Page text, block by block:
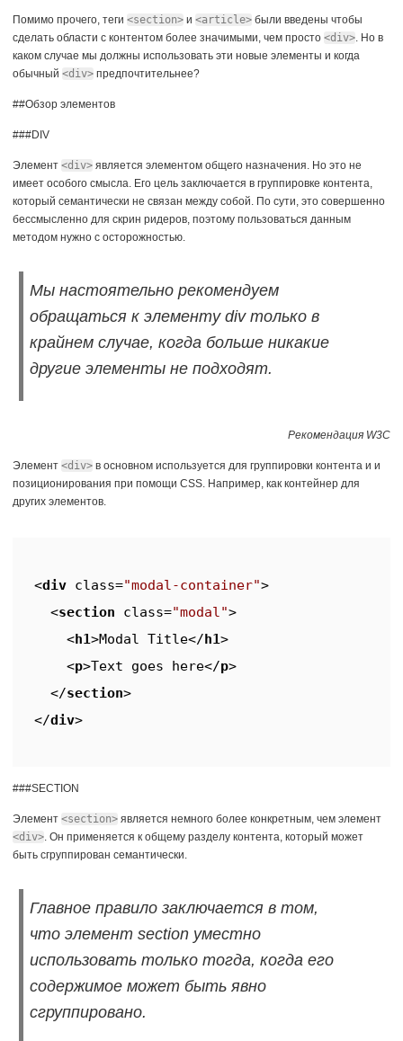
Помимо прочего, теги <section> и <article> были введены чтобы
сделать области с контентом более значимыми, чем просто <div>. Но в
каком случае мы должны использовать эти новые элементы и когда
обычный <div> предпочтительнее?
##Обзор элементов
###DIV
Элемент <div> является элементом общего назначения. Но это не
имеет особого смысла. Его цель заключается в группировке контента,
который семантически не связан между собой. По сути, это совершенно
бессмысленно для скрин ридеров, поэтому пользоваться данным
методом нужно с осторожностью.
Мы настоятельно рекомендуем
обращаться к элементу div только в
крайнем случае, когда больше никакие
другие элементы не подходят.
Рекомендация W3C
Элемент <div> в основном используется для группировки контента и и
позиционирования при помощи CSS. Например, как контейнер для
других элементов.
<div class="modal-container">
<section class="modal">
<h1>Modal Title</h1>
<p>Text goes here</p>
</section>
</div>
###SECTION
Элемент <section> является немного более конкретным, чем элемент
<div> . Он применяется к общему разделу контента, который может
быть сгруппирован семантически.
Главное правило заключается в том,
что элемент section уместно
использовать только тогда, когда его
содержимое может быть явно
сгруппировано.